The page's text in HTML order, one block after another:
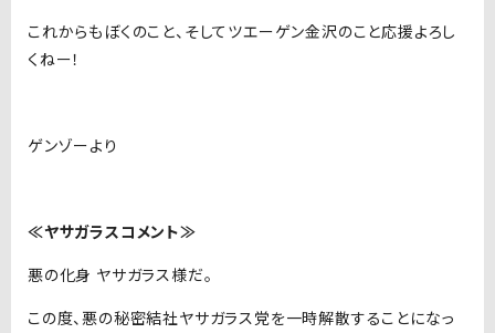
これからもぼくのこと、そしてツエーゲン金沢のこと応援よろし
くねー！
ゲンゾーより
≪ヤサガラスコメント≫
悪の化身 ヤサガラス様だ。
この度、悪の秘密結社ヤサガラス党を一時解散することになっ